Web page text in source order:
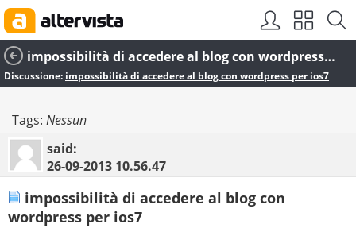
impossibilità di accedere al blog con wordpress per ios7
Discussione: impossibilità di accedere al blog con wordpress per ios7
Tags: Nessun
said:
26-09-2013 10.56.47
impossibilità di accedere al blog con
wordpress per ios7